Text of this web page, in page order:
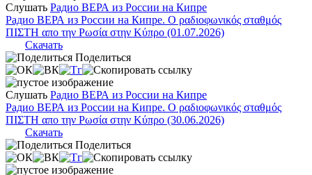
Слушать Радио ВЕРА из России на Кипре
Радио ВЕРА из России на Кипре. Ο ραδιοφωνικός σταθμός
ΠΙΣΤΗ απο την Ρωσία στην Κύπρο (01.07.2026)
Скачать
Поделиться
Слушать Радио ВЕРА из России на Кипре
Радио ВЕРА из России на Кипре. Ο ραδιοφωνικός σταθμός
ΠΙΣΤΗ απο την Ρωσία στην Κύπρο (30.06.2026)
Скачать
Поделиться